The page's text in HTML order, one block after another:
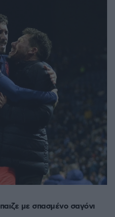
με σπασμένο σαγόνι